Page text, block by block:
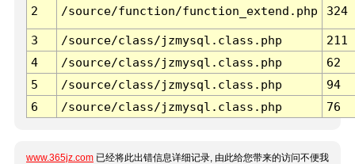
2 /source/function/function_extend.php 324
3 /source/class/jzmysql.class.php
211
4
/source/class/jzmysql.class.php
62
5
/source/class/jzmysql.class.php
94
6
/source/class/jzmysql.class.php 76
www.365jz.com 已经将此出错信息详细记录, 由此给您带来的访问不便我